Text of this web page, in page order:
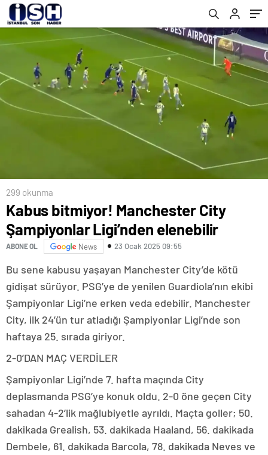
299 okunma
Kabus bitmiyor! Manchester City
Şampiyonlar Ligi’nden elenebilir
ABONE OL News 23 Ocak 2025 09:55
Bu sene kabusu yaşayan Manchester City’de kötü
gidişat sürüyor. PSG’ye de yenilen Guardiola’nın ekibi
Şampiyonlar Ligi’ne erken veda edebilir. Manchester
City, ilk 24’ün tur atladığı Şampiyonlar Ligi’nde son
haftaya 25. sırada giriyor.
2-0’DAN MAÇ VERDİLER
Şampiyonlar Ligi’nde 7. hafta maçında City
deplasmanda PSG’ye konuk oldu. 2-0 öne geçen City
sahadan 4-2’lik mağlubiyetle ayrıldı. Maçta goller; 50.
dakikada Grealish, 53. dakikada Haaland, 56. dakikada
Dembele, 61. dakikada Barcola, 78. dakikada Neves ve